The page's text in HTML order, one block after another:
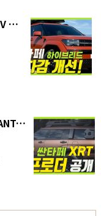
신형 싼타페 하이브리드 승차감! 중형 SUV 최초적용! E라이드 | E핸들링 | 하이드로 부시
신형 싼타페! 정통 오프로더 XRT공개! SANTA FE 2024